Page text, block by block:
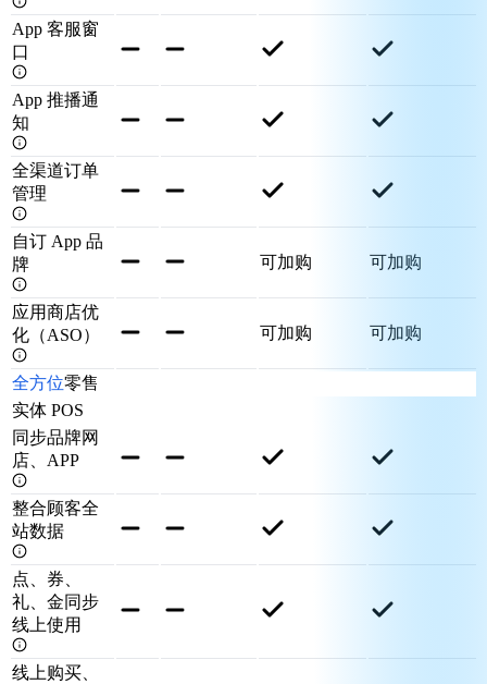
App 客服窗
口
App 推播通
知
全渠道订单
管理
自订 App 品
牌
可加购 可加购
应用商店优
化（ASO）
可加购 可加购
全方位零售
实体 POS
同步品牌网
店、APP
整合顾客全
站数据
点、券、
礼、金同步
线上使用
线上购买、